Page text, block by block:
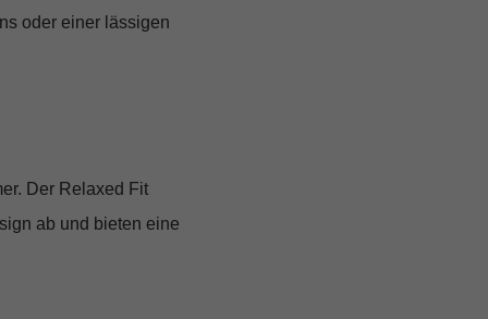
oder einer lässigen
Der Relaxed Fit
ab und bieten eine